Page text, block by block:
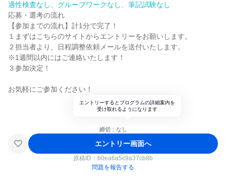
適性検査なし、グループワークなし、筆記試験なし
応募・選考の流れ
【参加までの流れ】計1分で完了！
１まずはこちらのサイトからエントリーをお願いします。
２担当者より、日程調整依頼メールを送付いたします。
※1週間以内にはご連絡いたします！
３参加決定！
お気軽にご参加ください！
エントリーするとプログラムの詳細案内を
受け取れるようになります
締切：なし
エントリー画面へ
原稿ID： b0ea6a5c9a37cb8b
問題を報告する